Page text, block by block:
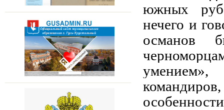
южных
нечего и
османов